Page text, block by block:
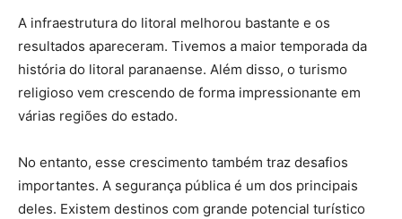
A infraestrutura do litoral melhorou bastante e os
resultados apareceram. Tivemos a maior temporada da
história do litoral paranaense. Além disso, o turismo
religioso vem crescendo de forma impressionante em
várias regiões do estado.
No entanto, esse crescimento também traz desafios
importantes. A segurança pública é um dos principais
deles. Existem destinos com grande potencial turístico